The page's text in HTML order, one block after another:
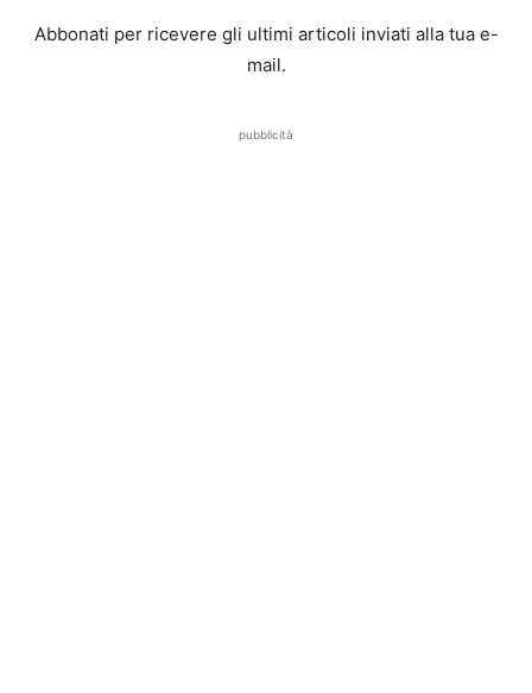
Abbonati per ricevere gli ultimi articoli inviati alla tua e-
mail.
pubblicità